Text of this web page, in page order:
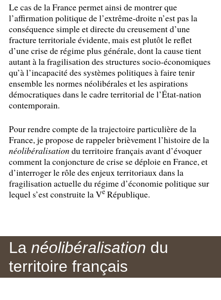
Le cas de la France permet ainsi de montrer que
l’affirmation politique de l’extrême-droite n’est pas la
conséquence simple et directe du creusement d’une
fracture territoriale évidente, mais est plutôt le reflet
d’une crise de régime plus générale, dont la cause tient
autant à la fragilisation des structures socio-économiques
qu’à l’incapacité des systèmes politiques à faire tenir
ensemble les normes néolibérales et les aspirations
démocratiques dans le cadre territorial de l’État-nation
contemporain.
Pour rendre compte de la trajectoire particulière de la
France, je propose de rappeler brièvement l’histoire de la
néolibéralisation du territoire français avant d’évoquer
comment la conjoncture de crise se déploie en France, et
d’interroger le rôle des enjeux territoriaux dans la
fragilisation actuelle du régime d’économie politique sur
lequel s’est construite la VeRépublique.
La néolibéralisation du
territoire français